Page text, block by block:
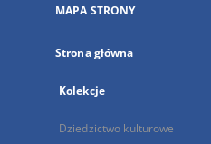
MAPA STRONY
Strona główna
Kolekcje
Dziedzictwo kulturowe